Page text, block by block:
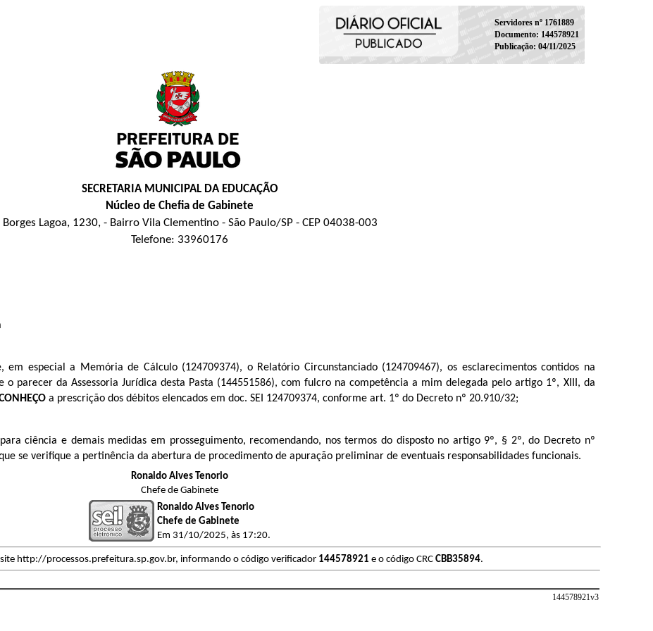
Servidores nº 1761889
Documento: 144578921
Publicação: 04/11/2025
SECRETARIA MUNICIPAL DA EDUCAÇÃO
Núcleo de Chefia de Gabinete
Borges Lagoa, 1230, - Bairro Vila Clementino - São Paulo/SP - CEP 04038-003
Telefone: 33960176
especial a Memória de Cálculo (124709374), o Relatório Circunstanciado (124709467), os esclarecimentos contidos na
o parecer da Assessoria Jurídica desta Pasta (​​​​​​​144551586), com fulcro na competência a mim delegada pelo artigo 1º, XIII, da
a prescrição dos débitos elencados em doc. SEI 124709374, conforme art. 1º do Decreto nº 20.910/32;
para ciência e demais medidas em prosseguimento, recomendando, nos termos do disposto no artigo 9º, § 2º, do Decreto nº
se verifique a pertinência da abertura de procedimento de apuração preliminar de eventuais responsabilidades funcionais.
Ronaldo Alves Tenorio
Chefe de Gabinete
Ronaldo Alves Tenorio
Chefe de Gabinete
Em 31/10/2025, às 17:20.
http://processos.prefeitura.sp.gov.br, informando o código verificador 144578921 e o código CRCCBB35894.
144578921v3